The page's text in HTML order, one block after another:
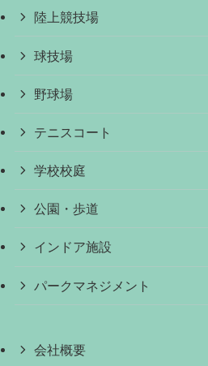
陸上競技場
球技場
野球場
テニスコート
学校校庭
公園・歩道
インドア施設
パークマネジメント
会社概要